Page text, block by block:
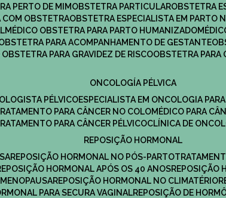
PERTO DE MIM OBSTETRA PARTICULAR
OBSTETRA
COM OBSTETRA OBSTETRA ESPECIALISTA EM PARTO
MÉDICO OBSTETRA PARA PARTO HUMANIZADO
OBSTETRA PARA ACOMPANHAMENTO DE GESTANTE
OBSTETRA PARA GRAVIDEZ DE RISCO OBSTETRA
ONCOLOGÍA PÉLVICA
PÉLVICO ESPECIALISTA EM ONCOLOGIA
TRATAMENTO PARA CÂNCER NO COLO
MÉDICO PARA
TRATAMENTO PARA CÂNCER PÉLVICO CLÍNICA DE
REPOSIÇÃO HORMONAL
REPOSIÇÃO HORMONAL NO PÓS-PARTO
REPOSIÇÃO HORMONAL APÓS OS 40 ANOS
REPOSIÇÃO HORMONAL NO CLIMATÉRIO
PARA SECURA VAGINAL
REPOSIÇÃO DE